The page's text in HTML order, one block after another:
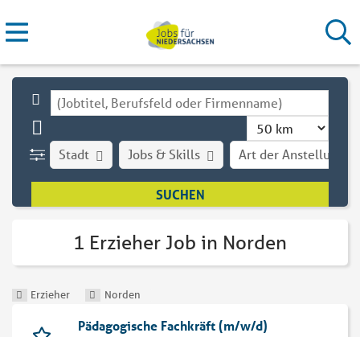
Stadt Art der Anstellung
Jobs & Skills
1 Erzieher Job in Norden
Erzieher Norden
Pädagogische Fachkräft (m/w/d)